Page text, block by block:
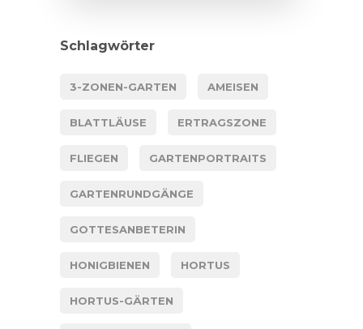
Schlagwörter
3-ZONEN-GARTEN AMEISEN
BLATTLÄUSE ERTRAGSZONE
FLIEGEN GARTENPORTRAITS
GARTENRUNDGÄNGE
GOTTESANBETERIN
HONIGBIENEN HORTUS
HORTUS-GÄRTEN